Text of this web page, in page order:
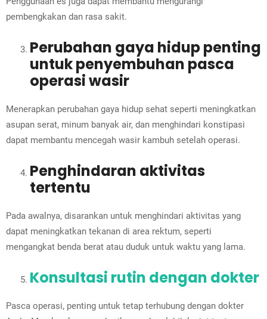
pembengkakan dan rasa sakit.
Perubahan gaya hidup penting
untuk penyembuhan pasca
operasi wasir
Menerapkan perubahan gaya hidup sehat seperti meningkatkan
asupan serat, minum banyak air, dan menghindari konstipasi
dapat membantu mencegah wasir kambuh setelah operasi.
Penghindaran aktivitas
tertentu
Pada awalnya, disarankan untuk menghindari aktivitas yang
dapat meningkatkan tekanan di area rektum, seperti
mengangkat benda berat atau duduk untuk waktu yang lama.
Konsultasi rutin dengan dokter
Pasca operasi, penting untuk tetap terhubung dengan dokter